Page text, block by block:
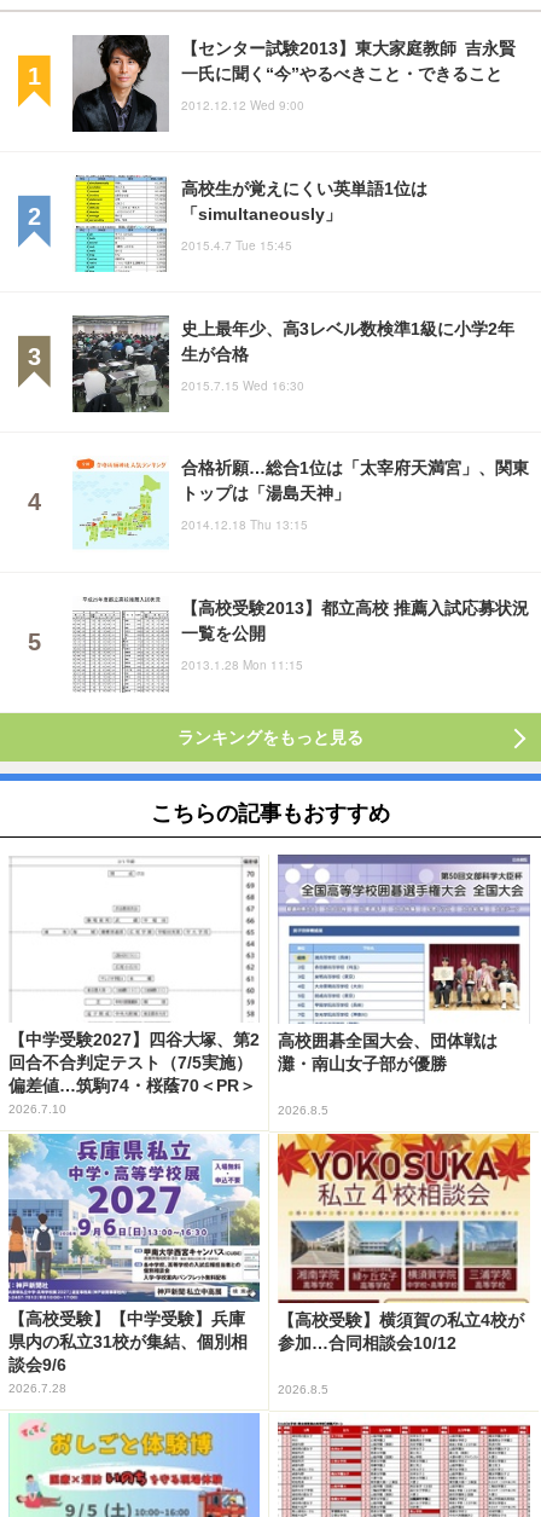
【センター試験2013】東大家庭教師 吉永賢
一氏に聞く“今”やるべきこと・できること
2012.12.12 Wed 9:00
高校生が覚えにくい英単語1位は
「simultaneously」
2015.4.7 Tue 15:45
史上最年少、高3レベル数検準1級に小学2年
生が合格
2015.7.15 Wed 16:30
合格祈願…総合1位は「太宰府天満宮」、関東
トップは「湯島天神」
2014.12.18 Thu 13:15
【高校受験2013】都立高校 推薦入試応募状況
一覧を公開
2013.1.28 Mon 11:15
ランキングをもっと見る
こちらの記事もおすすめ
【中学受験2027】四谷大塚、第2
回合不合判定テスト（7/5実施）
偏差値…筑駒74・桜蔭70＜PR＞
2026.7.10
高校囲碁全国大会、団体戦は
灘・南山女子部が優勝
2026.8.5
【高校受験】【中学受験】兵庫
県内の私立31校が集結、個別相
談会9/6
2026.7.28
【高校受験】横須賀の私立4校が
参加…合同相談会10/12
2026.8.5